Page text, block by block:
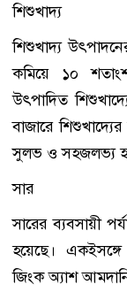
শিশুখাদ্য
শিশুখাদ্য
কমিয়ে ১০
উৎপাদিত
বাজারে
সুলভ ও সহজলভ্য
সার
সারের ব্যবসায়ী
হয়েছে।
জিংক অ্যাশ